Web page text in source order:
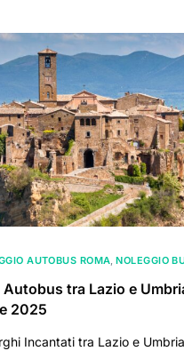
AUTOBUS ROMA,NOLEGGIO
tra Lazio e
2025
Incantati tra Lazio e